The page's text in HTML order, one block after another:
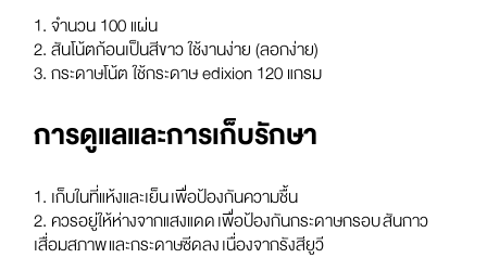
1. จำนวน 100 แผ่น
2. สันโน้ตก้อนเป็นสีขาว ใช้งานง่าย (ลอกง่าย)
3. กระดาษโน้ต ใช้กระดาษ edixion 120 แกรม
การดูแลและการเก็บรักษา
1. เก็บในที่แห้งและเย็น เพื่อป้องกันความชื้น
2. ควรอยู่ให้ห่างจากแสงแดด เพื่อป้องกันกระดาษกรอบ สันกาว
เสื่อมสภาพ และกระดาษซีดลง เนื่องจากรังสียูวี